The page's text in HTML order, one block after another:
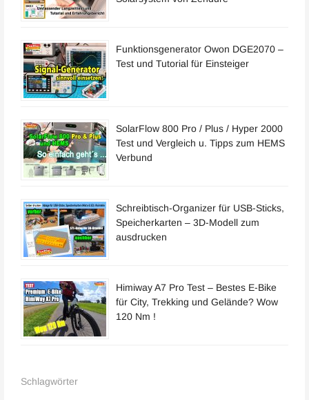
Funktionsgenerator Owon DGE2070 –
Test und Tutorial für Einsteiger
SolarFlow 800 Pro / Plus / Hyper 2000
Test und Vergleich u. Tipps zum HEMS
Verbund
Schreibtisch-Organizer für USB-Sticks,
Speicherkarten – 3D-Modell zum
ausdrucken
Himiway A7 Pro Test – Bestes E-Bike
für City, Trekking und Gelände? Wow
120 Nm !
Schlagwörter